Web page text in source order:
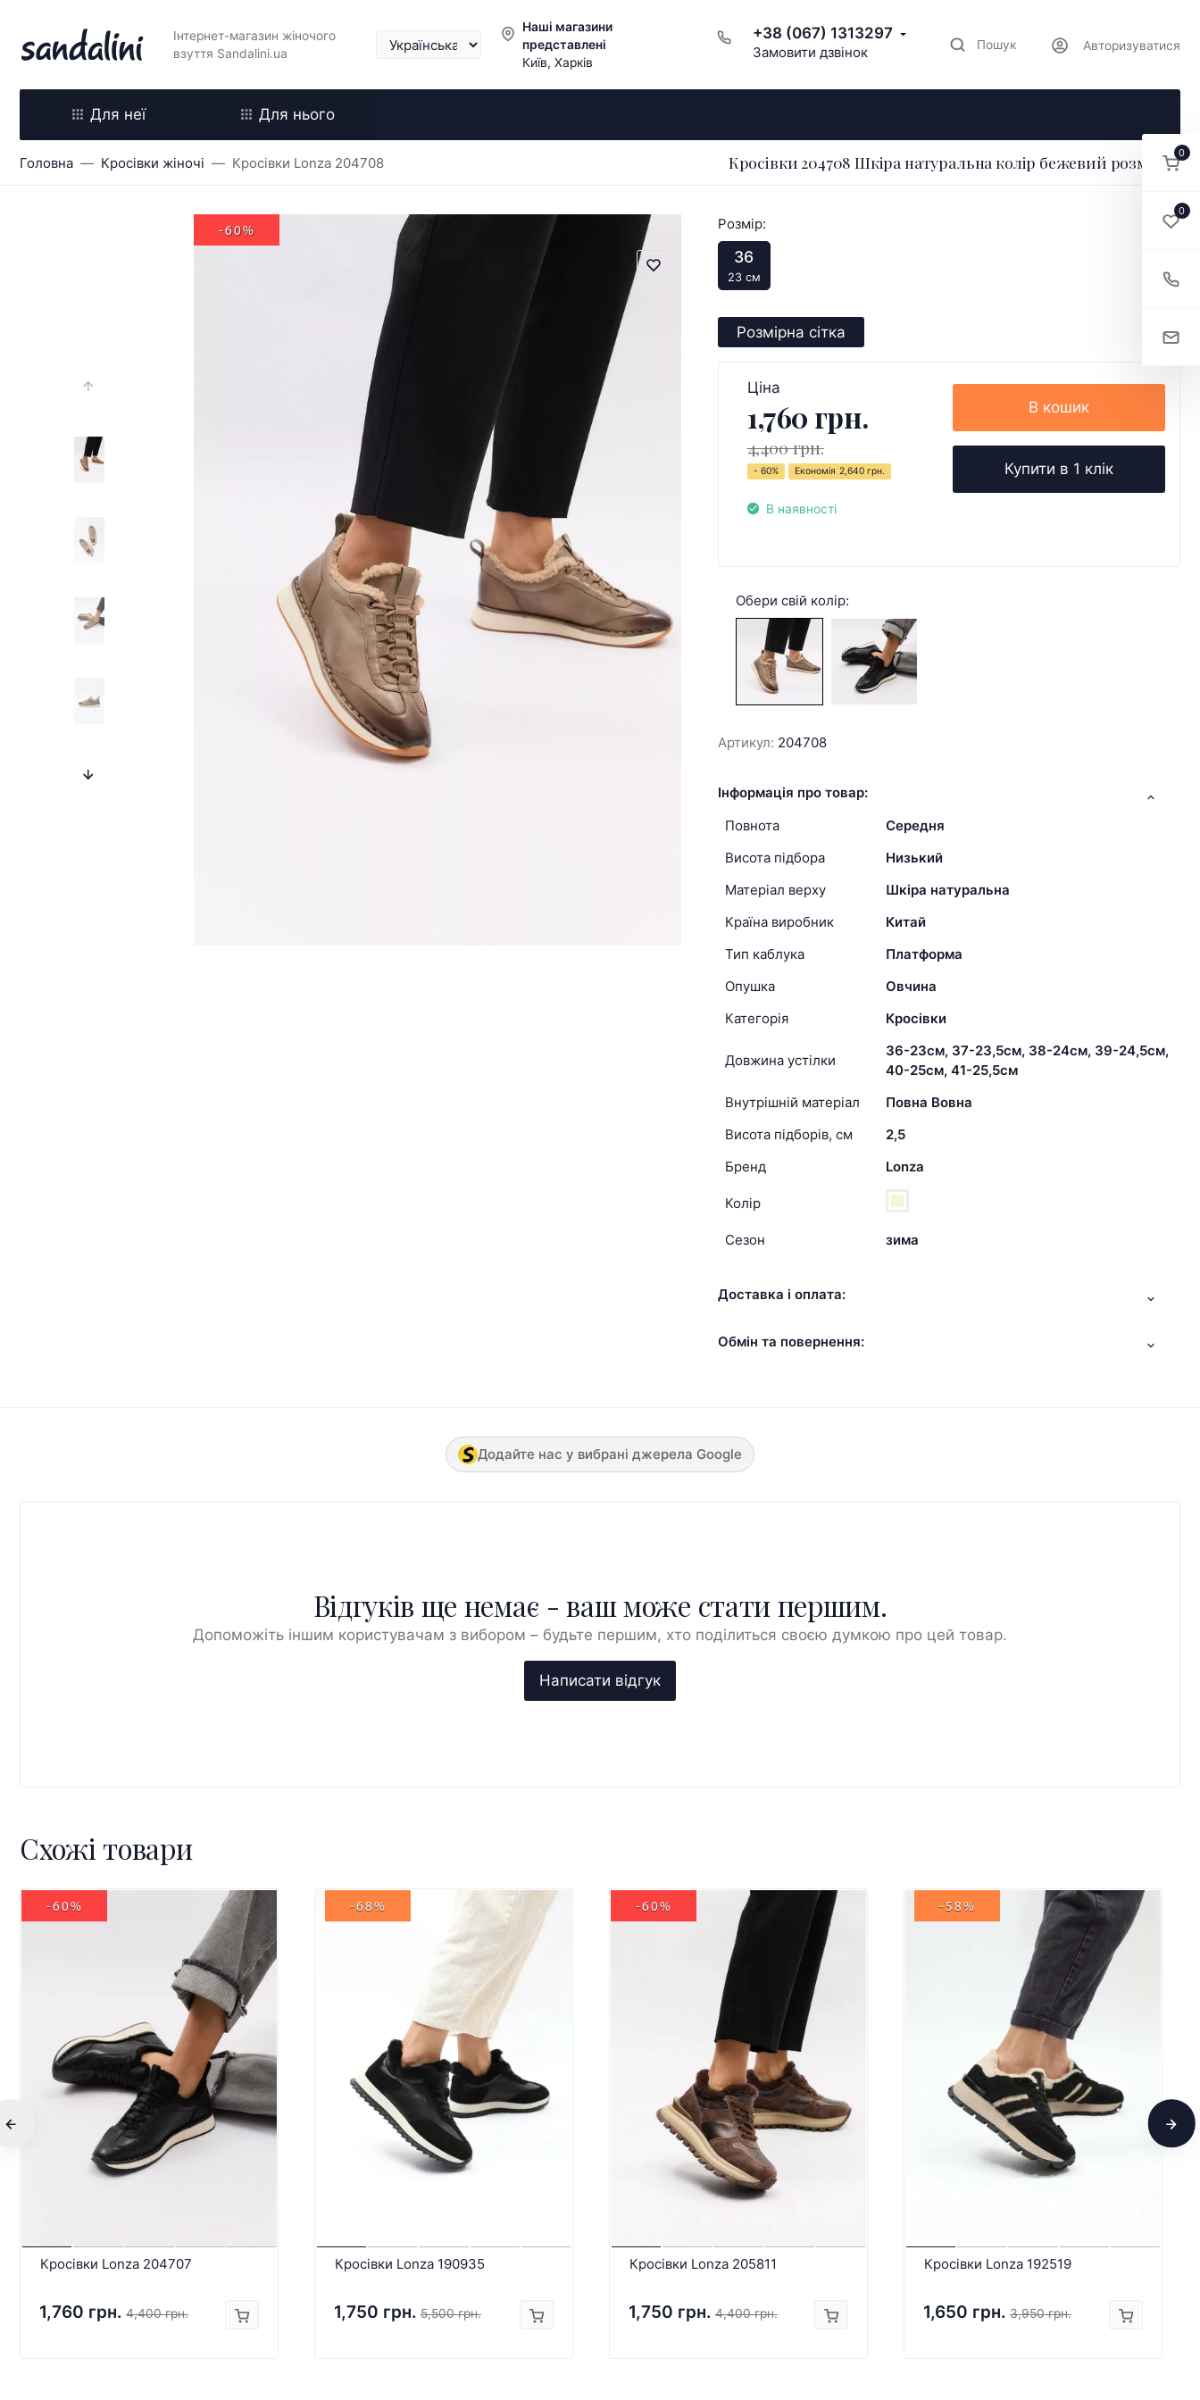
Інтернет-магазин жіночого
взуття Sandalini.ua
Наші магазини
представлені
Київ, Харків
+38 (067) 1313297
Замовити дзвінок Пошук Авторизуватися
Для неї Для нього
Головна Кросівки жіночі Кросівки Lonza 204708 Кросівки 204708 Шкіра натуральна колір бежевий розмір 36
-60% Розмір:
36
23 см
Розмірна сітка
Ціна
1,760 грн.
4,400 грн.
- 60% Економія 2,640 грн.
В наявності
В кошик
Купити в 1 клік
Обери свій колір:
Артикул: 204708
Інформація про товар:
Повнота
Середня
Висота підбора
Низький
Матеріал верху
Шкіра натуральна
Країна виробник
Китай
Тип каблука
Платформа
Опушка
Овчина
Категорія
Кросівки
Довжина устілки
36-23см, 37-23,5см, 38-24см, 39-24,5см,
40-25см, 41-25,5см
Внутрішній матеріал
Повна Вовна
Висота підборів, см
2,5
Бренд
Lonza
Колір
Сезон зима
Доставка і оплата:
Обмін та повернення:
Додайте нас у вибрані джерела Google
Відгуків ще немає - ваш може стати першим.
Допоможіть іншим користувачам з вибором – будьте першим, хто поділиться своєю думкою про цей товар.
Схожі товари
-60%
Кросівки Lonza 204707
1,760 грн. 4,400 грн.
-68%
Кросівки Lonza 190935
1,750 грн. 5,500 грн.
-60%
Кросівки Lonza 205811
1,750 грн. 4,400 грн.
-58%
Кросівки Lonza 192519
1,650 грн. 3,950 грн.
0
0